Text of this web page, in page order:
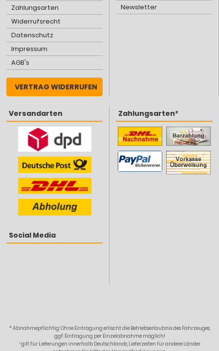
Zahlungsarten
Widerrufsrecht
Datenschutz
Impressum
AGB's
VERTRAG WIDERRUFEN
Newsletter
Versandarten
Social Media
Zahlungsarten²
* Abnahmepflichtig: Ohne Eintragung erlischt die Betriebserlaubnis des Fahrzeuges,
ggf. Eintragung per Einzelabnahme möglich!
¹ gilt für Lieferungen innerhalb Deutschlands, Lieferzeiten für andere Länder